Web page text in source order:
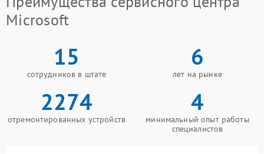
Microsoft
15
сотрудников в штате
6
лет на рынке
2274
отремонтированных устройств
4
минимальный опыт работы
специалистов